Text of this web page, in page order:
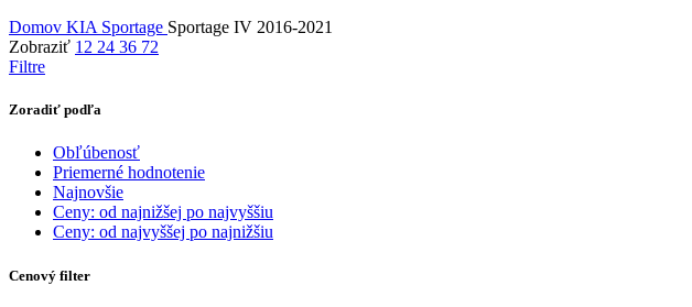
Domov KIA Sportage Sportage IV 2016-2021
Zobraziť 12 24 36 72
Filtre
Zoradiť podľa
Obľúbenosť
Priemerné hodnotenie
Najnovšie
Ceny: od najnižšej po najvyššiu
Ceny: od najvyššej po najnižšiu
Cenový filter